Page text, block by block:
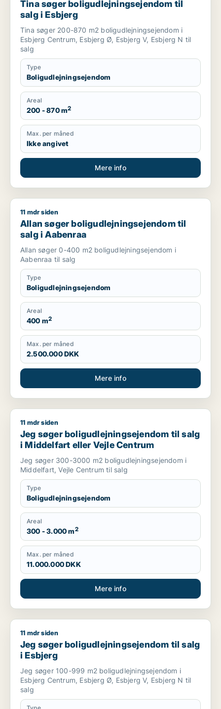
Tina søger boligudlejningsejendom til
salg i Esbjerg
Tina søger 200-870 m2 boligudlejningsejendom i
Esbjerg Centrum, Esbjerg Ø, Esbjerg V, Esbjerg N til
salg
Type
Boligudlejningsejendom
Areal
200 - 870 m2
Max. per måned
Ikke angivet
Mere info
Allan søger boligudlejningsejendom til salg i Aabenraa
11 mdr siden
Allan søger boligudlejningsejendom til
salg i Aabenraa
Allan søger 0-400 m2 boligudlejningsejendom i
Aabenraa til salg
Type
Boligudlejningsejendom
Areal
400 m2
Max. per måned
2.500.000 DKK
Mere info
Jeg søger boligudlejningsejendom til salg i Middelfart eller
11 mdr siden
Jeg søger boligudlejningsejendom til salg
i Middelfart eller Vejle Centrum
Jeg søger 300-3000 m2 boligudlejningsejendom i
Middelfart, Vejle Centrum til salg
Type
Boligudlejningsejendom
Areal
300 - 3.000 m2
Max. per måned
11.000.000 DKK
Mere info
Jeg søger boligudlejningsejendom til salg i Esbjerg
11 mdr siden
Jeg søger boligudlejningsejendom til salg
i Esbjerg
Jeg søger 100-999 m2 boligudlejningsejendom i
Esbjerg Centrum, Esbjerg Ø, Esbjerg V, Esbjerg N til
salg